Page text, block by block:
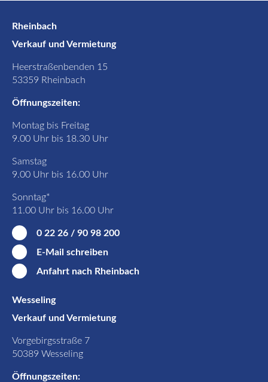
Rheinbach
Verkauf und Vermietung
Heerstraßenbenden 15
53359 Rheinbach
Öffnungszeiten:
Montag bis Freitag
9.00 Uhr bis 18.30 Uhr
Samstag
9.00 Uhr bis 16.00 Uhr
Sonntag*
11.00 Uhr bis 16.00 Uhr
0 22 26 / 90 98 200
E-Mail schreiben
Anfahrt nach Rheinbach
Wesseling
Verkauf und Vermietung
Vorgebirgsstraße 7
50389 Wesseling
Öffnungszeiten: